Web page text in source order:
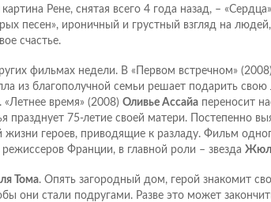
Рене, снятая всего 4 года назад, –
песен», ироничный и грустный взгляд на
счастье.
фильмах недели. В «Первом встречном» (2008)
из благополучной семьи решает подарить свою
«Летнее время» (2008) Оливье Ассайапереносит
празднует 75-летие своей матери. Постепенно
героев, приводящие к разладу. Фильм
Франции, в главной роли – звезда
Тома. Опять загородный дом, герой знакомит
они стали подругами. Разве это может